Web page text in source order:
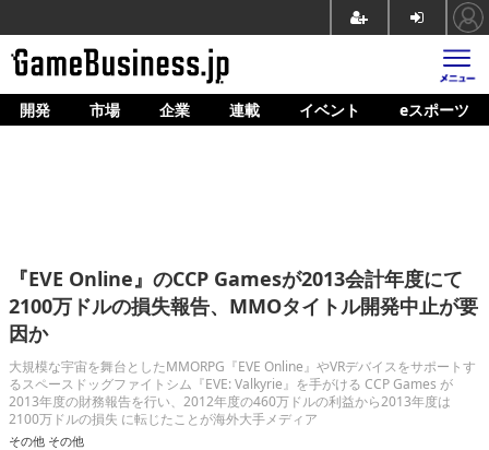
ホーム
企業動向
人材育成
産業政策
連載
開発 市場 企業 連載 イベント eスポーツ
『EVE Online』のCCP Gamesが2013会計年度にて
2100万ドルの損失報告、MMOタイトル開発中止が要
因か
大規模な宇宙を舞台としたMMORPG『EVE Online』やVRデバイスをサポートす
るスペースドッグファイトシム『EVE: Valkyrie』を手がける CCP Games が
2013年度の財務報告を行い、2012年度の460万ドルの利益から2013年度は
2100万ドルの損失 に転じたことが海外大手メディア
その他 その他